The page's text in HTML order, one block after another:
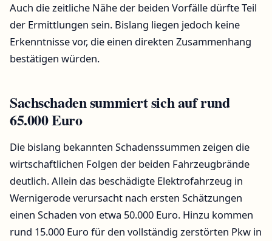
Auch die zeitliche Nähe der beiden Vorfälle dürfte Teil
der Ermittlungen sein. Bislang liegen jedoch keine
Erkenntnisse vor, die einen direkten Zusammenhang
bestätigen würden.
Sachschaden summiert sich auf rund
65.000 Euro
Die bislang bekannten Schadenssummen zeigen die
wirtschaftlichen Folgen der beiden Fahrzeugbrände
deutlich. Allein das beschädigte Elektrofahrzeug in
Wernigerode verursacht nach ersten Schätzungen
einen Schaden von etwa 50.000 Euro. Hinzu kommen
rund 15.000 Euro für den vollständig zerstörten Pkw in